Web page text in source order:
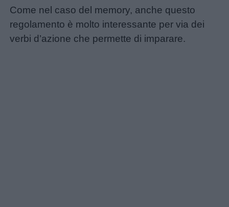
Come nel caso del memory, anche questo
regolamento è molto interessante per via dei
verbi d’azione che permette di imparare.